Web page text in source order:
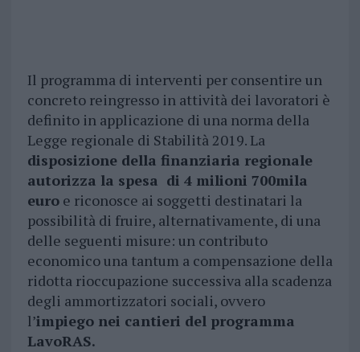
Il programma di interventi per consentire un
concreto reingresso in attività dei lavoratori è
definito in applicazione di una norma della
Legge regionale di Stabilità 2019. La
disposizione della finanziaria regionale
autorizza la spesa di 4 milioni 700mila
euroe riconosce ai soggetti destinatari la
possibilità di fruire, alternativamente, di una
delle seguenti misure: un contributo
economico una tantum a compensazione della
ridotta rioccupazione successiva alla scadenza
degli ammortizzatori sociali, ovvero
l’impiego nei cantieri del programma
LavoRAS.